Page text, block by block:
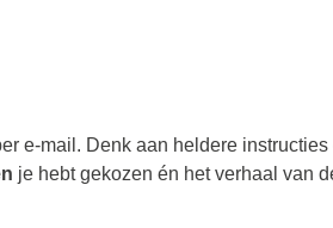
e-mail. Denk aan heldere instructies
je hebt gekozen én het verhaal van